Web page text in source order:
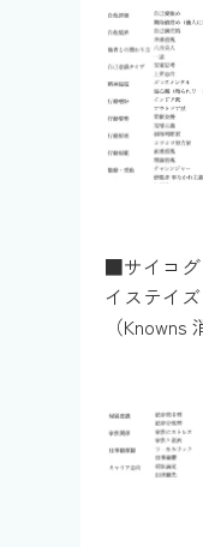
■サイコグ
イステイ
（Knowns